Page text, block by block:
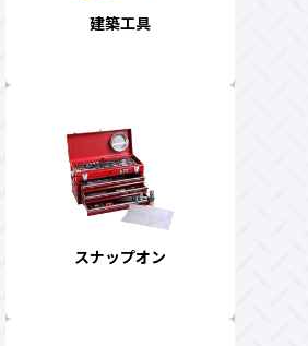
建築工具
スナップオン